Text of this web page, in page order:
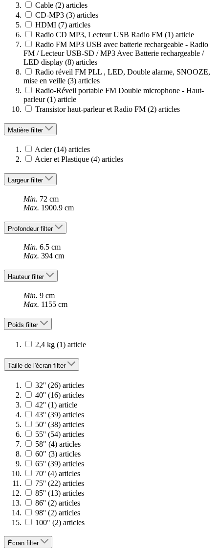
Cable (2) articles
CD-MP3 (3) articles
HDMI (7) articles
Radio CD MP3, Lecteur USB Radio FM (1) article
Radio FM MP3 USB avec batterie rechargeable - Radio
FM / Lecteur USB-SD / MP3 Avec Batterie rechargeable /
LED display (8) articles
Radio réveil FM PLL , LED, Double alarme, SNOOZE,
mise en veille (3) articles
Radio-Réveil portable FM Double microphone - Haut-
parleur (1) article
Transistor haut-parleur et Radio FM (2) articles
Matière filter
Acier (14) articles
Acier et Plastique (4) articles
Largeur filter
Min. 72 cm
Max. 1900.9 cm
Profondeur filter
Min. 6.5 cm
Max. 394 cm
Hauteur filter
Min. 9 cm
Max. 1155 cm
Poids filter
2,4 kg (1) article
Taille de l'écran filter
32'' (26) articles
40'' (16) articles
42'' (1) article
43'' (39) articles
50'' (38) articles
55'' (54) articles
58" (4) articles
60" (3) articles
65'' (39) articles
70'' (4) articles
75'' (22) articles
85'' (13) articles
86'' (2) articles
98'' (2) articles
100" (2) articles
Écran filter